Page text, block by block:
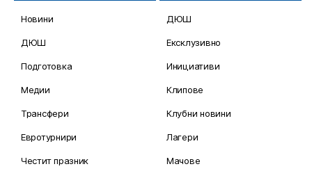
Новини
ДЮШ
Подготовка
Медии
Трансфери
Евротурнири
Честит празник
ДЮШ
Ексклузивно
Инициативи
Клипове
Клубни новини
Лагери
Мачове